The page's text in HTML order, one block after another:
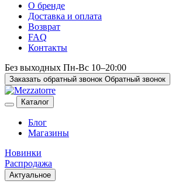
О бренде
Доставка и оплата
Возврат
FAQ
Контакты
Без выходных Пн-Вс 10–20:00
Заказать обратный звонок Обратный звонок
Каталог
Блог
Магазины
Новинки
Распродажа
Актуальное